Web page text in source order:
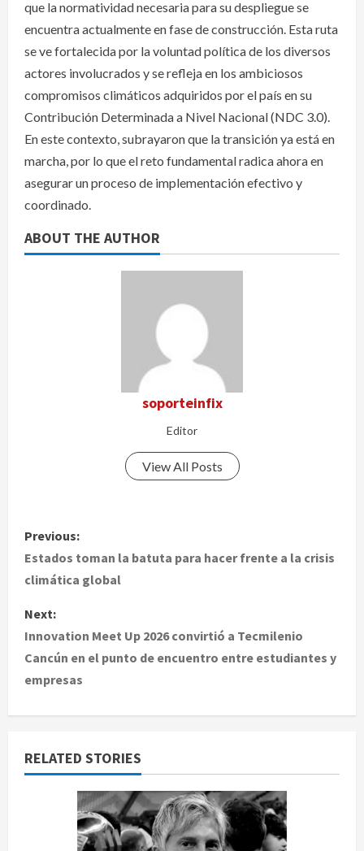
que la normatividad necesaria para su despliegue se
encuentra actualmente en fase de construcción. Esta ruta
se ve fortalecida por la voluntad política de los diversos
actores involucrados y se refleja en los ambiciosos
compromisos climáticos adquiridos por el país en su
Contribución Determinada a Nivel Nacional (NDC 3.0).
En este contexto, subrayaron que la transición ya está en
marcha, por lo que el reto fundamental radica ahora en
asegurar un proceso de implementación efectivo y
coordinado.
ABOUT THE AUTHOR
soporteinfix
Editor
View All Posts
P
o
t
n
i
Previous:
Estados toman la batuta para hacer frente a la crisis
climática global
Next:
Innovation Meet Up 2026 convirtió a Tecmilenio
Cancún en el punto de encuentro entre estudiantes y
empresas
RELATED STORIES